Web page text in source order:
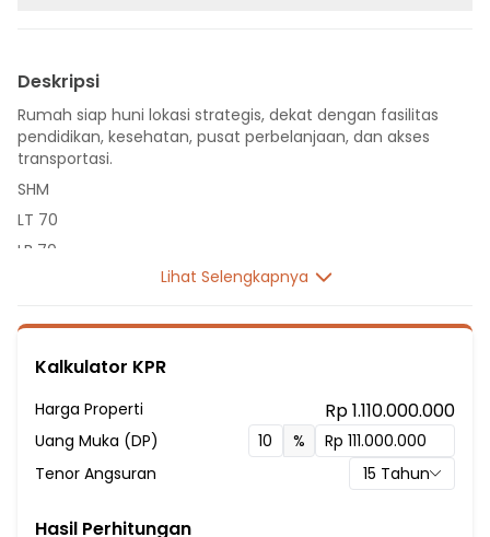
Deskripsi
Rumah siap huni lokasi strategis, dekat dengan fasilitas
pendidikan, kesehatan, pusat perbelanjaan, dan akses
transportasi.
SHM
LT 70
LB 70
Listrik 2200 VA
Sumber Air Tanah
Hadap Selatan
Fasilitas Sekitar Hunian:
10 Menit ke SD Negeri Parakan 03
Lihat Selengkapnya
Kalkulator KPR
Harga Properti Rp 1.110.000.000
Uang Muka (DP)
%
Tenor Angsuran
15 Tahun
Hasil Perhitungan